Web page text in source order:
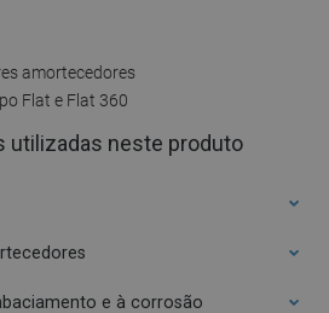
amortecedores
Flat e Flat 360
utilizadas neste produto
e à corrosão